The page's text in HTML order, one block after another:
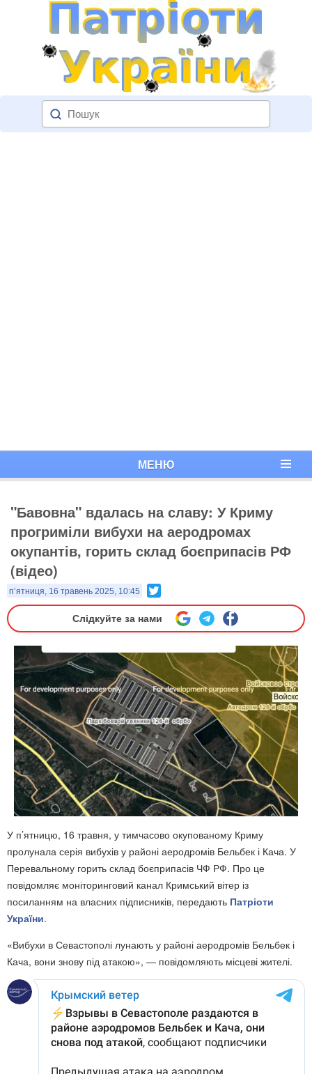
МЕНЮ
"Бавовна" вдалась на славу: У Криму
прогриміли вибухи на аеродромах
окупантів, горить склад боєприпасів РФ
(відео)
п’ятниця, 16 травень 2025, 10:45
Слідкуйте за нами
У п’ятницю, 16 травня, у тимчасово окупованому Криму
пролунала серія вибухів у районі аеродромів Бельбек і Кача. У
Перевальному горить склад боєприпасів ЧФ РФ. Про це
повідомляє моніторинговий канал Кримський вітер із
посиланням на власних підписників, передають Патріоти
України.
«Вибухи в Севастополі лунають у районі аеродромів Бельбек і
Кача, вони знову під атакою», — повідомляють місцеві жителі.